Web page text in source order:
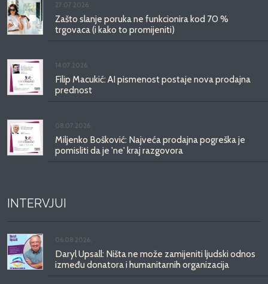
27.07.2026.
Zašto slanje poruka ne funkcionira kod 70 %
trgovaca (i kako to promijeniti)
14.07.2026.
Filip Macukić: AI pismenost postaje nova prodajna
prednost
08.07.2026.
Miljenko Bošković: Najveća prodajna pogreška je
pomisliti da je 'ne' kraj razgovora
INTERVJUI
06.08.2026.
Daryl Upsall: Ništa ne može zamijeniti ljudski odnos
između donatora i humanitarnih organizacija